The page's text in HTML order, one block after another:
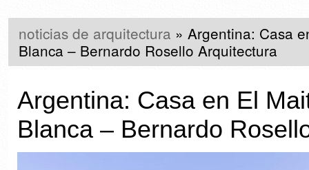
noticias de arquitectura » Argentina: Casa
Blanca – Bernardo Rosello Arquitectura
Argentina: Casa en El
Blanca – Bernardo